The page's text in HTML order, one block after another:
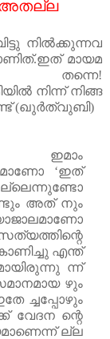
നിൽക്കുന്നവ
.ഇത് മായമ
തന്നെ!
നിന്ന് നിങ്ങ
(ഖുർത്വുബി)
ഇമാം
‘ഇത്
ല്ലെന്നുണ്ടോ
നും
അത്
എന്ത്
ന്ന്
ഴും
ച്ചപ്പോഴും
ന്റെ
വേദന
ല്ല